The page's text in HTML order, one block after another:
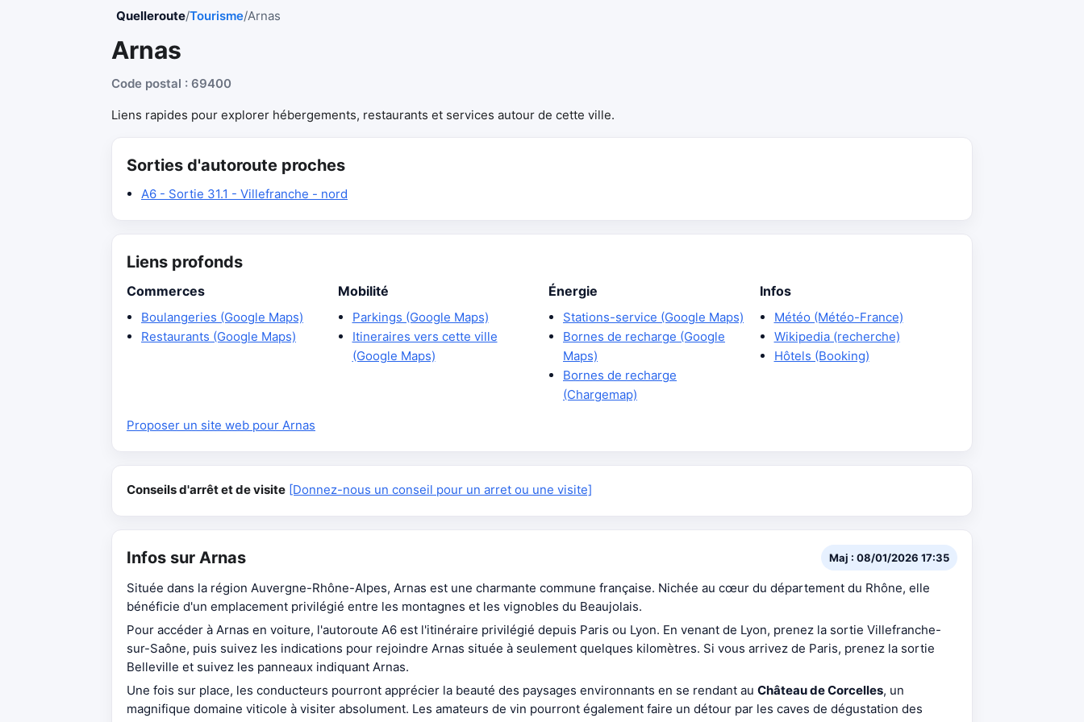
Quelleroute/Tourisme/Arnas
Arnas
Code postal : 69400
Liens rapides pour explorer hébergements, restaurants et services autour de cette ville.
Sorties d'autoroute proches
A6 - Sortie 31.1 - Villefranche - nord
Liens profonds
Commerces
Boulangeries (Google Maps)
Restaurants (Google Maps)
Mobilité
Parkings (Google Maps)
Itineraires vers cette ville
(Google Maps)
Énergie
Stations-service (Google Maps)
Bornes de recharge (Google
Maps)
Bornes de recharge
(Chargemap)
Infos
Météo (Météo-France)
Wikipedia (recherche)
Hôtels (Booking)
Proposer un site web pour Arnas
Conseils d'arrêt et de visite [Donnez-nous un conseil pour un arret ou une visite]
Infos sur Arnas Maj : 08/01/2026 17:35
Située dans la région Auvergne-Rhône-Alpes, Arnas est une charmante commune française. Nichée au cœur du département du Rhône, elle
bénéficie d'un emplacement privilégié entre les montagnes et les vignobles du Beaujolais.
Pour accéder à Arnas en voiture, l'autoroute A6 est l'itinéraire privilégié depuis Paris ou Lyon. En venant de Lyon, prenez la sortie Villefranche-
sur-Saône, puis suivez les indications pour rejoindre Arnas située à seulement quelques kilomètres. Si vous arrivez de Paris, prenez la sortie
Belleville et suivez les panneaux indiquant Arnas.
Une fois sur place, les conducteurs pourront apprécier la beauté des paysages environnants en se rendant au Château de Corcelles, un
magnifique domaine viticole à visiter absolument. Les amateurs de vin pourront également faire un détour par les caves de dégustation des